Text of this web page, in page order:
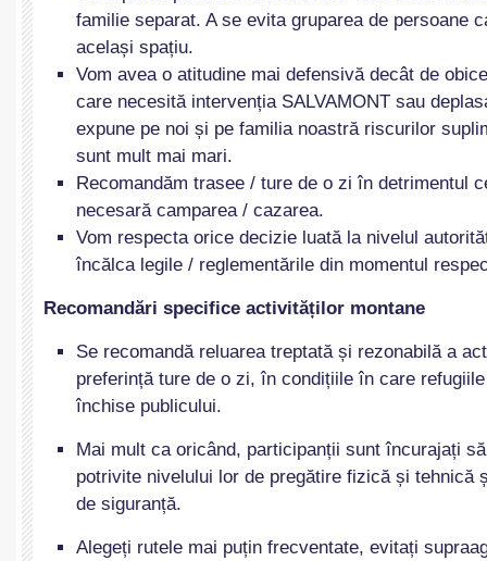
familie separat. A se evita gruparea de persoane
același spațiu.
Vom avea o atitudine mai defensivă decât de
care necesită intervenția SALVAMONT sau
expune pe noi și pe familia noastră riscurilor
sunt mult mai mari.
Recomandăm trasee / ture de o zi în detrimentul
necesară camparea / cazarea.
Vom respecta orice decizie luată la nivelul
încălca legile / reglementările din momentul
Recomandări specifice activităților montane
Se recomandă reluarea treptată și rezonabilă a
preferință ture de o zi, în condițiile în care
închise publicului.
Mai mult ca oricând, participanții sunt încurajați
potrivite nivelului lor de pregătire fizică și tehnică
de siguranță.
Alegeți rutele mai puțin frecventate, evitați